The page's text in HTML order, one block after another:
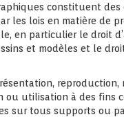
constituent
les lois en matière de
en particulier le droit
et modèles et le
reproduction,
ou utilisation à des fins
sur tous supports ou